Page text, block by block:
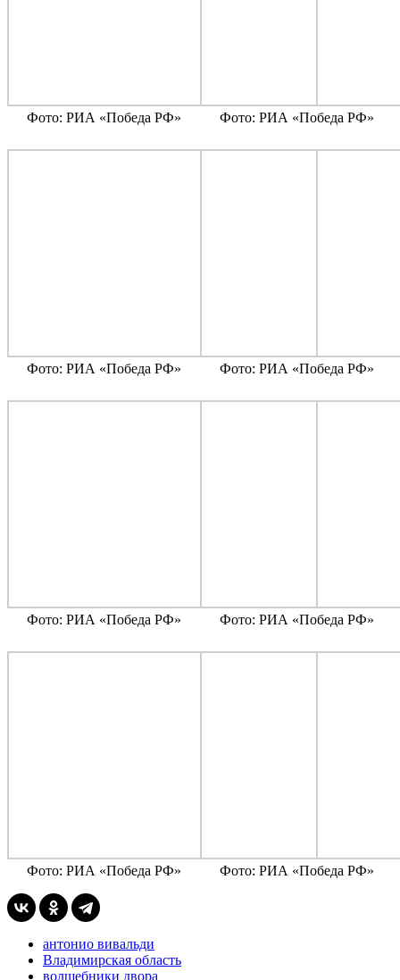
Фото: РИА «Победа РФ» Фото: РИА «Победа РФ»
Фото: РИА «Победа РФ» Фото: РИА «Победа РФ»
Фото: РИА «Победа РФ» Фото: РИА «Победа РФ»
Фото: РИА «Победа РФ» Фото: РИА «Победа РФ»
антонио вивальди
Владимирская область
волшебники двора